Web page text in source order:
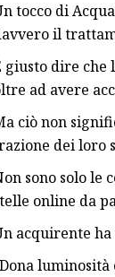
tocco di
il
giusto dire che
ad avere
ciò non
dei loro
sono solo le
online da
acquirente